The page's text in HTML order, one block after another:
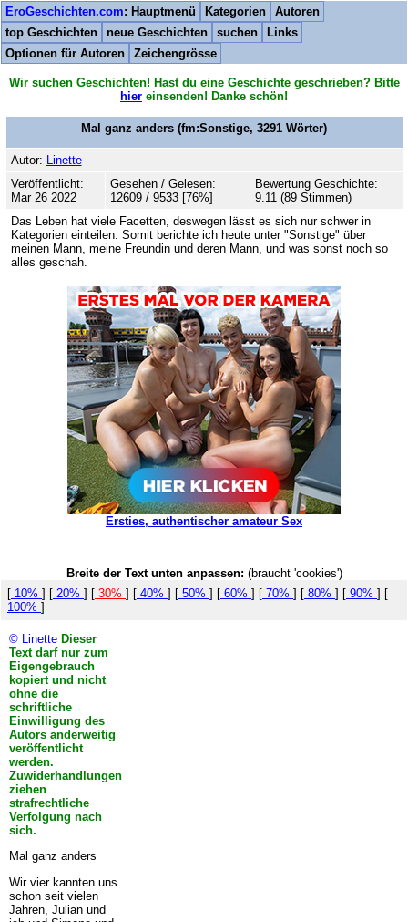
EroGeschichten.com: Hauptmenü Kategorien
Autoren
top Geschichten
neue Geschichten suchen
Links
Optionen für Autoren
Zeichengrösse
Wir suchen Geschichten! Hast du eine Geschichte geschrieben? Bitte
hier einsenden! Danke schön!
Mal ganz anders (fm:Sonstige, 3291 Wörter)
Autor: Linette
Veröffentlicht:
Mar 26 2022
Gesehen / Gelesen:
12609 / 9533 [76%]
Bewertung Geschichte:
9.11 (89 Stimmen)
Das Leben hat viele Facetten, deswegen lässt es sich nur schwer in
Kategorien einteilen. Somit berichte ich heute unter "Sonstige" über
meinen Mann, meine Freundin und deren Mann, und was sonst noch so
alles geschah.
Ersties, authentischer amateur Sex
Breite der Text unten anpassen: (braucht 'cookies')
[ 10% ] [ 20% ] [ 30% ] [ 40% ] [ 50% ] [ 60% ] [ 70% ] [ 80% ] [ 90% ] [
100% ]
© Linette Dieser
Text darf nur zum
Eigengebrauch
kopiert und nicht
ohne die
schriftliche
Einwilligung des
Autors anderweitig
veröffentlicht
werden.
Zuwiderhandlungen
ziehen
strafrechtliche
Verfolgung nach
sich.
Mal ganz anders
Wir vier kannten uns
schon seit vielen
Jahren, Julian und